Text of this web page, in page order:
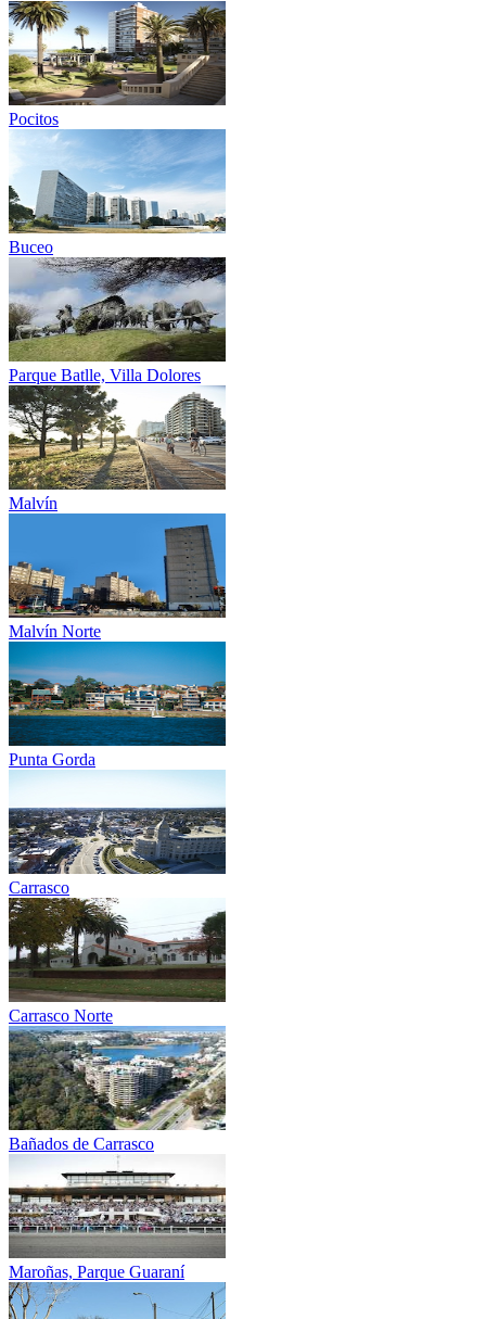
Pocitos
Buceo
Parque Batlle, Villa Dolores
Malvín
Malvín Norte
Punta Gorda
Carrasco
Carrasco Norte
Bañados de Carrasco
Maroñas, Parque Guaraní